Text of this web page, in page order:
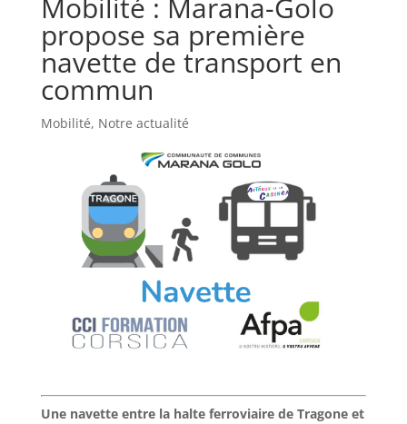
Mobilité : Marana-Golo
propose sa première
navette de transport en
commun
Mobilité, Notre actualité
Une navette entre la halte ferroviaire de Tragone et